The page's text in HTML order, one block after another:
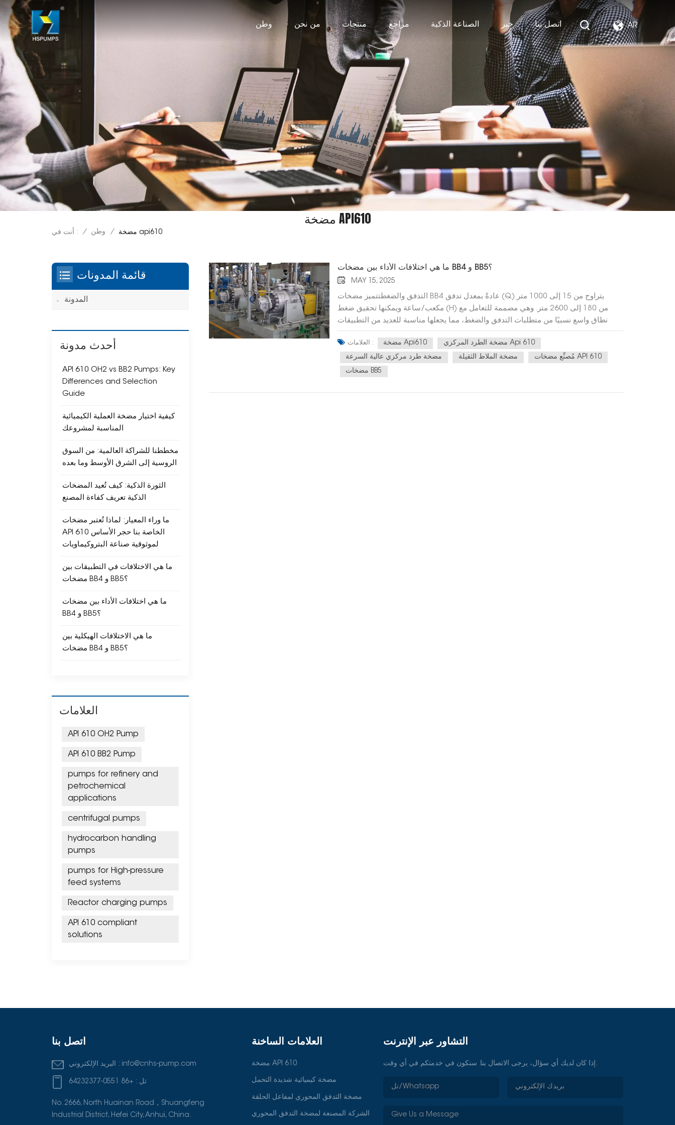
وطن من نحن منتجات مراجع الصناعة الذكية خبر اتصل بنا AR
مضخة API610
أنت في : / وطن / مضخة api610
ما هي اختلافات الأداء بين مضخات BB4 و BB5؟
MAY 15, 2025
التدفق والضغطتتميز مضخات BB4 عادةً بمعدل تدفق (Q) يتراوح من 15 إلى 1000 متر
مكعب/ساعة ويمكنها تحقيق ضغط (H) من 180 إلى 2600 متر. وهي مصممة للتعامل مع
نطاق واسع نسبيًا من متطلبات التدفق والضغط، مما يجعلها مناسبة للعديد من التطبيقات
الصناعية العامة.بالمقارنة، تستطيع مضخات BB5 التعامل مع معدلات تدفق أعلى، حيث تتجاوز
بعض طرازاتها 4400 جالون أمريكي في الدقيقة (حوالي 1000 متر مكعب في الساعة)،
ويمكنها الوصول إلى ارتفاعات تتجاوز 12000 قدم (حوالي 3660 مترًا). وهذا ما يجعل مضخات
BB5 مثالية للتطبيقات التي تتطلب ضخ كميات كبيرة جدًا وارتفاعات ضغط عالية، كما هو
الضغط. مضخة خفى هوا شنج API 610 BB4 مقاومة الحرارة والضغطتُعد مضخات BB4
العلامات : مضخة Api610
مضخة الطرد المركزي Api 610
مضخة طرد مركزي عالية السرعة
مضخة الملاط الثقيلة
مُصنِّع مضخات API 610
مضخات BB5
قائمة المدونات
المدونة
أحدث مدونة
API 610 OH2 vs BB2 Pumps: Key
Differences and Selection
Guide
كيفية اختيار مضخة العملية الكيميائية
المناسبة لمشروعك
مخططنا للشراكة العالمية: من السوق
الروسية إلى الشرق الأوسط وما بعده
الثورة الذكية: كيف تُعيد المضخات
الذكية تعريف كفاءة المصنع
ما وراء المعيار: لماذا تُعتبر مضخات
API 610 الخاصة بنا حجر الأساس
لموثوقية صناعة البتروكيماويات
ما هي الاختلافات في التطبيقات بين
مضخات BB4 و BB5؟
ما هي اختلافات الأداء بين مضخات
BB4 و BB5؟
ما هي الاختلافات الهيكلية بين
مضخات BB4 و BB5؟
العلامات
API 610 OH2 Pump
API 610 BB2 Pump
pumps for refinery and
petrochemical
applications
centrifugal pumps
hydrocarbon handling
pumps
pumps for High-pressure
feed systems
Reactor charging pumps
API 610 compliant
solutions
اتصل بنا
البريد الإلكتروني : info@cnhs-pump.com
تل : +86 0551-64232377
No. 2666, North Huainan Road，Shuangfeng
Industrial District, Hefei City, Anhui, China.
العلامات الساخنة
مضخة API 610
مضخة كيميائية شديدة التحمل
مضخة التدفق المحوري لمفاعل الحلقة
الشركة المصنعة لمضخة التدفق المحوري
التشاور عبر الإنترنت
إذا كان لديك أي سؤال، يرجى الاتصال بنا. سنكون في خدمتكم في أي وقت.